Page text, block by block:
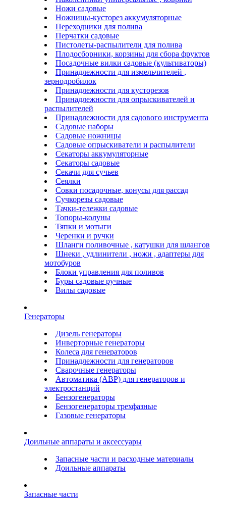
Ножи садовые
Ножницы-кусторез аккумуляторные
Переходники для полива
Перчатки садовые
Пистолеты-распылители для полива
Плодосборники, корзины для сбора фруктов
Посадочные вилки садовые (культиваторы)
Принадлежности для измельчителей ,
зернодробилок
Принадлежности для кусторезов
Принадлежности для опрыскивателей и
распылителей
Принадлежности для садового инструмента
Садовые наборы
Садовые ножницы
Садовые опрыскиватели и распылители
Секаторы аккумуляторные
Секаторы садовые
Секачи для сучьев
Сеялки
Совки посадочные, конусы для рассад
Сучкорезы садовые
Тачки-тележки садовые
Топоры-колуны
Тяпки и мотыги
Черенки и ручки
Шланги поливочные , катушки для шлангов
Шнеки , удлинители , ножи , адаптеры для
мотобуров
Блоки управления для поливов
Буры садовые ручные
Вилы садовые
Генераторы
Дизель генераторы
Инверторные генераторы
Колеса для генераторов
Принадлежности для генераторов
Сварочные генераторы
Автоматика (АВР) для генераторов и
электростанций
Бензогенераторы
Бензогенераторы трехфазные
Газовые генераторы
Доильные аппараты и аксессуары
Запасные части и расходные материалы
Доильные аппараты
Запасные части